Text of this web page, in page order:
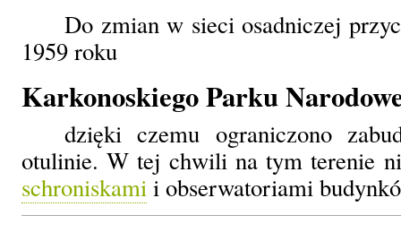
Do zmian w sieci osadniczej
1959 roku
Karkonoskiego Parku
dzięki czemu ograniczono
otulinie. W tej chwili na tym terenie
schroniskami i obserwatoriami